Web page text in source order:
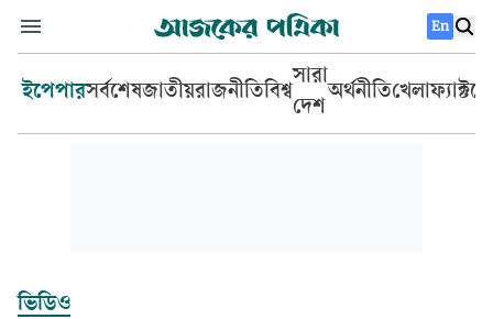
En
ইপেপারসর্বশেষজাতীয়রাজনীতিবিশ্ব
সারা
দেশ
অর্থনীতিখেলা
ভিডিও